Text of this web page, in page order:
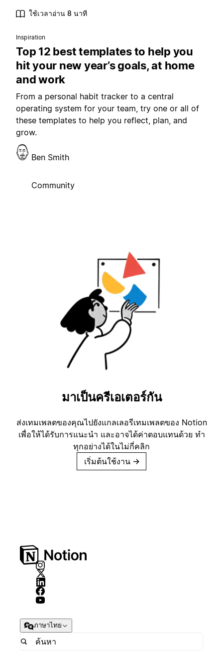
ใช้เวลาอ่าน 8 นาที
Inspiration
Top 12 best templates to help you
hit your new year’s goals, at home
and work
From a personal habit tracker to a central
operating system for your team, try one or all of
these templates to help you reflect, plan, and
grow.
Ben Smith
Community
มาเป็นครีเอเตอร์กัน
ส่งเทมเพลตของคุณไปยังแกลเลอรีเทมเพลตของ Notion
เพื่อให้ได้รับการแนะนำ และอาจได้ค่าตอบแทนด้วย ทำ
ทุกอย่างได้ในไม่กี่คลิก
เริ่มต้นใช้งาน →
ภาษาไทย